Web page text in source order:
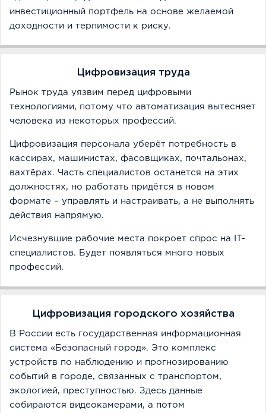
инвестиционный портфель на основе желаемой
доходности и терпимости к риску.
Цифровизация труда
Рынок труда уязвим перед цифровыми
технологиями, потому что автоматизация вытесняет
человека из некоторых профессий.
Цифровизация персонала уберёт потребность в
кассирах, машинистах, фасовщиках, почтальонах,
вахтёрах. Часть специалистов останется на этих
должностях, но работать придётся в новом
формате – управлять и настраивать, а не выполнять
действия напрямую.
Исчезнувшие рабочие места покроет спрос на IT-
специалистов. Будет появляться много новых
профессий.
Цифровизация городского хозяйства
В России есть государственная информационная
система «Безопасный город». Это комплекс
устройств по наблюдению и прогнозированию
событий в городе, связанных с транспортом,
экологией, преступностью. Здесь данные
собираются видеокамерами, а потом